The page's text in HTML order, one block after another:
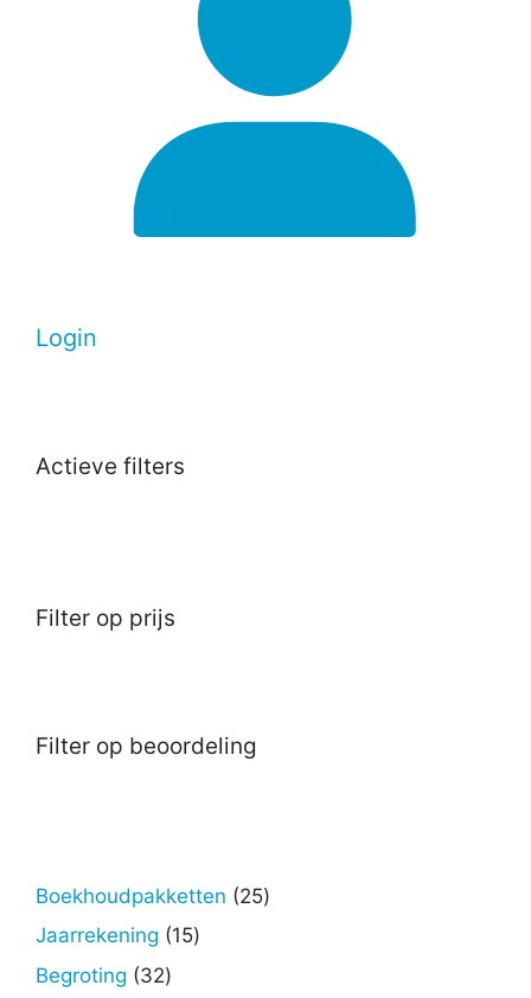
Login
Actieve filters
Filter op prijs
Filter op beoordeling
Boekhoudpakketten 2525
Jaarrekening 1515
Begroting 3232